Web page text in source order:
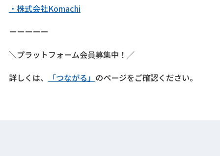
・株式会社Komachi
ーーーーー
＼プラットフォーム会員募集中！／
詳しくは、
「つながる」 のページをご確認ください。